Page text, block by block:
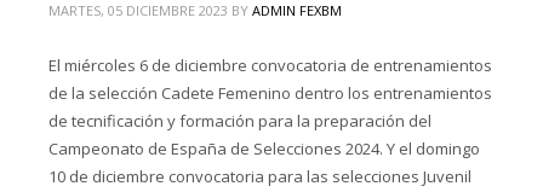
MARTES, 05 DICIEMBRE 2023 BY ADMIN FEXBM
El miércoles 6 de diciembre convocatoria de entrenamientos
de la selección Cadete Femenino dentro los entrenamientos
de tecnificación y formación para la preparación del
Campeonato de España de Selecciones 2024. Y el domingo
10 de diciembre convocatoria para las selecciones Juvenil